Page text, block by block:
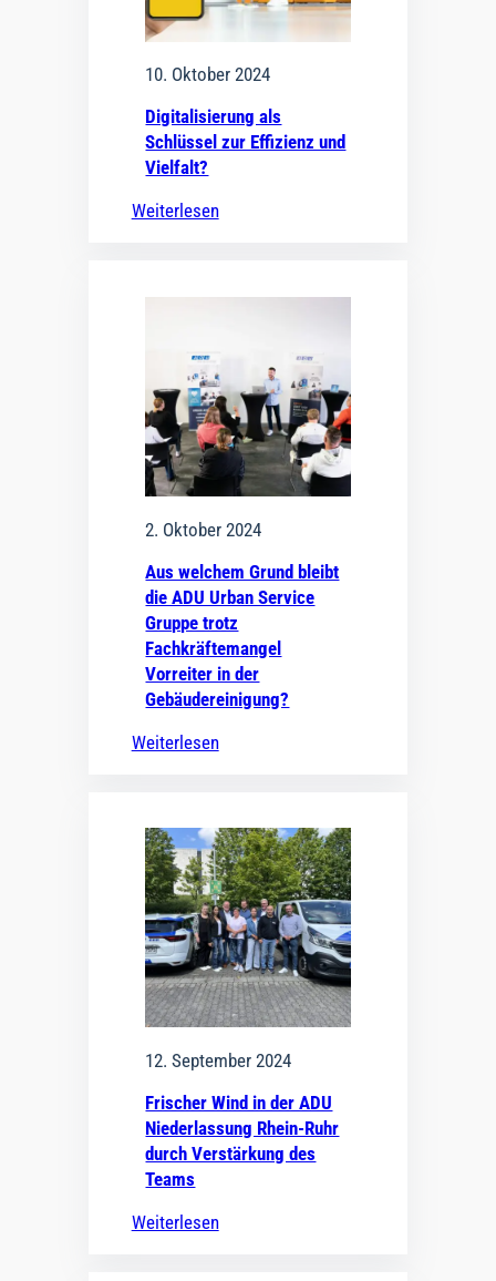
10. Oktober 2024
Digitalisierung als
Schlüssel zur Effizienz und
Vielfalt?
Weiterlesen
2. Oktober 2024
Aus welchem Grund bleibt
die ADU Urban Service
Gruppe trotz
Fachkräftemangel
Vorreiter in der
Gebäudereinigung?
Weiterlesen
12. September 2024
Frischer Wind in der ADU
Niederlassung Rhein-Ruhr
durch Verstärkung des
Teams
Weiterlesen